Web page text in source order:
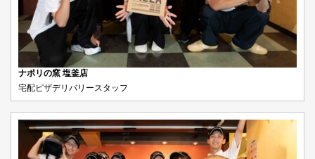
ナポリの窯 塩釜店
宅配ピザデリバリースタッフ